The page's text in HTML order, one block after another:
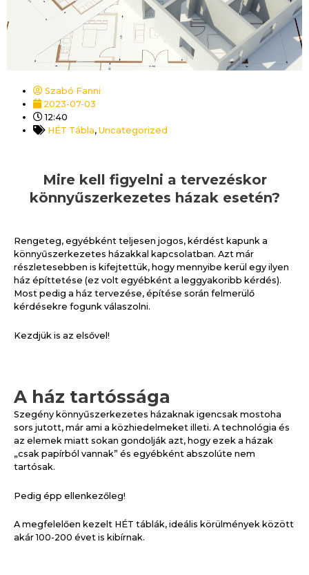
Szabó Fanni
2023-07-03
12:40
HÉT Tábla,Uncategorized
Mire kell figyelni a tervezéskor
könnyűszerkezetes házak esetén?
Rengeteg, egyébként teljesen jogos, kérdést kapunk a
könnyűszerkezetes házakkal kapcsolatban. Azt már
részletesebben is kifejtettük, hogy mennyibe kerül egy ilyen
ház építtetése (ez volt egyébként a leggyakoribb kérdés).
Most pedig a ház tervezése, építése során felmerülő
kérdésekre fogunk válaszolni.
Kezdjük is az elsővel!
A ház tartóssága
Szegény könnyűszerkezetes házaknak igencsak mostoha
sors jutott, már ami a közhiedelmeket illeti. A technológia és
az elemek miatt sokan gondolják azt, hogy ezek a házak
„csak papírból vannak” és egyébként abszolúte nem
tartósak.
Pedig épp ellenkezőleg!
A megfelelően kezelt HÉT táblák, ideális körülmények között
akár 100-200 évet is kibírnak.